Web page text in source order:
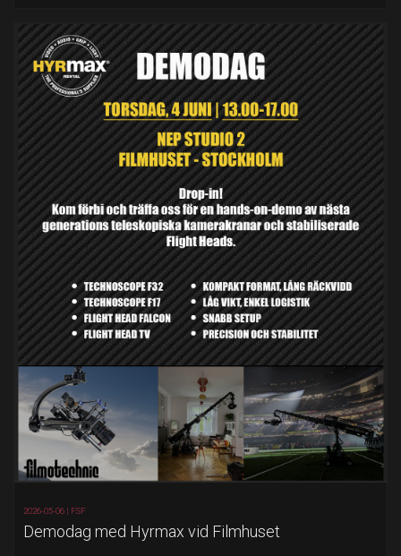
2026-05-06 | FSF
Demodag med Hyrmax vid Filmhuset